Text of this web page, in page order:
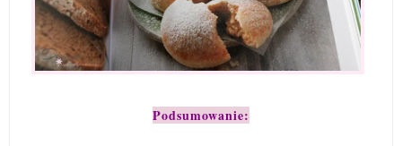
Podsumowanie: